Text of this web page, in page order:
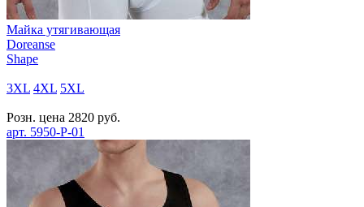
Майка утягивающая
Doreanse
Shape
3XL 4XL 5XL
Розн. цена 2820 руб.
арт. 5950-P-01